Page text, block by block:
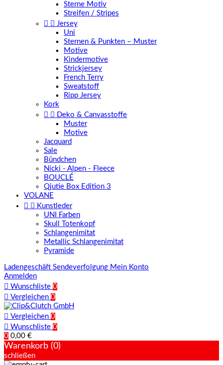
Sterne Motiv
Streifen / Stripes
  Jersey
Uni
Sternen & Punkten – Muster
Motive
Kindermotive
Strickjersey
French Terry
Sweatstoff
Ripp Jersey
Kork
  Deko & Canvasstoffe
Muster
Motive
Jacquard
Sale
Bündchen
Nicki - Alpen - Fleece
BOUCLÉ
Qjutie Box Edition 3
VOLANE
  Kunstleder
UNI Farben
Skull Totenkopf
Schlangenimitat
Metallic Schlangenimitat
Pyramide
Ladengeschäft Sendeverfolgung Mein Konto
Anmelden
 Wunschliste 0
 Vergleichen 0
 Vergleichen 0
 Wunschliste 0
0 0,00 €
Warenkorb (0)
schließen